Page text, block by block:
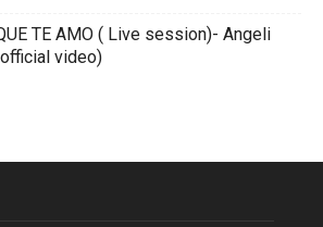
TE AMO ( Live session)- Angeli
video)